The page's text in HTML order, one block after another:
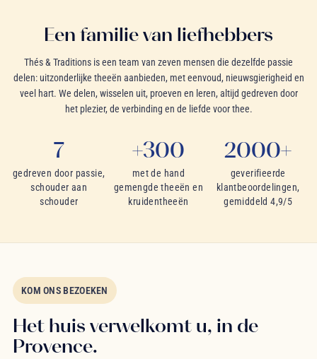
Een familie van liefhebbers
Thés & Traditions is een team van zeven mensen die dezelfde passie
delen: uitzonderlijke theeën aanbieden, met eenvoud, nieuwsgierigheid en
veel hart. We delen, wisselen uit, proeven en leren, altijd gedreven door
het plezier, de verbinding en de liefde voor thee.
7
gedreven door passie,
schouder aan
schouder
+300
met de hand
gemengde theeën en
kruidentheeën
2000+
geverifieerde
klantbeoordelingen,
gemiddeld 4,9/5
KOM ONS BEZOEKEN
Het huis verwelkomt u, in de
Provence.